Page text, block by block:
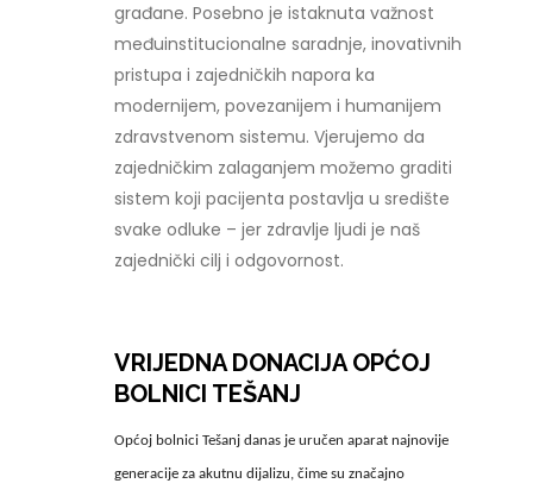
građane. Posebno je istaknuta važnost
međuinstitucionalne saradnje, inovativnih
pristupa i zajedničkih napora ka
modernijem, povezanijem i humanijem
zdravstvenom sistemu. Vjerujemo da
zajedničkim zalaganjem možemo graditi
sistem koji pacijenta postavlja u središte
svake odluke – jer zdravlje ljudi je naš
zajednički cilj i odgovornost.
VRIJEDNA DONACIJA OPĆOJ
BOLNICI TEŠANJ
Općoj bolnici Tešanj danas je uručen aparat najnovije
generacije za akutnu dijalizu, čime su značajno